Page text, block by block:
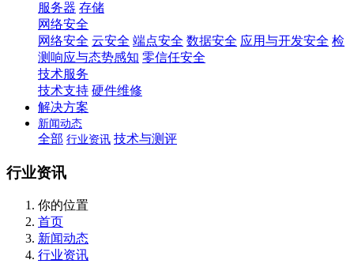
服务器 存储
网络安全
网络安全 云安全 端点安全 数据安全 应用与开发安全 检
测响应与态势感知 零信任安全
技术服务
技术支持 硬件维修
解决方案
新闻动态
全部 行业资讯 技术与测评
行业资讯
你的位置
首页
新闻动态
行业资讯